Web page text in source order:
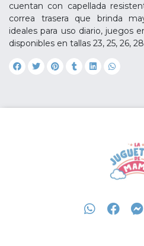
cuentan con capellada
correa trasera que brinda
ideales para uso diario, juegos
disponibles en tallas 23, 25, 26,